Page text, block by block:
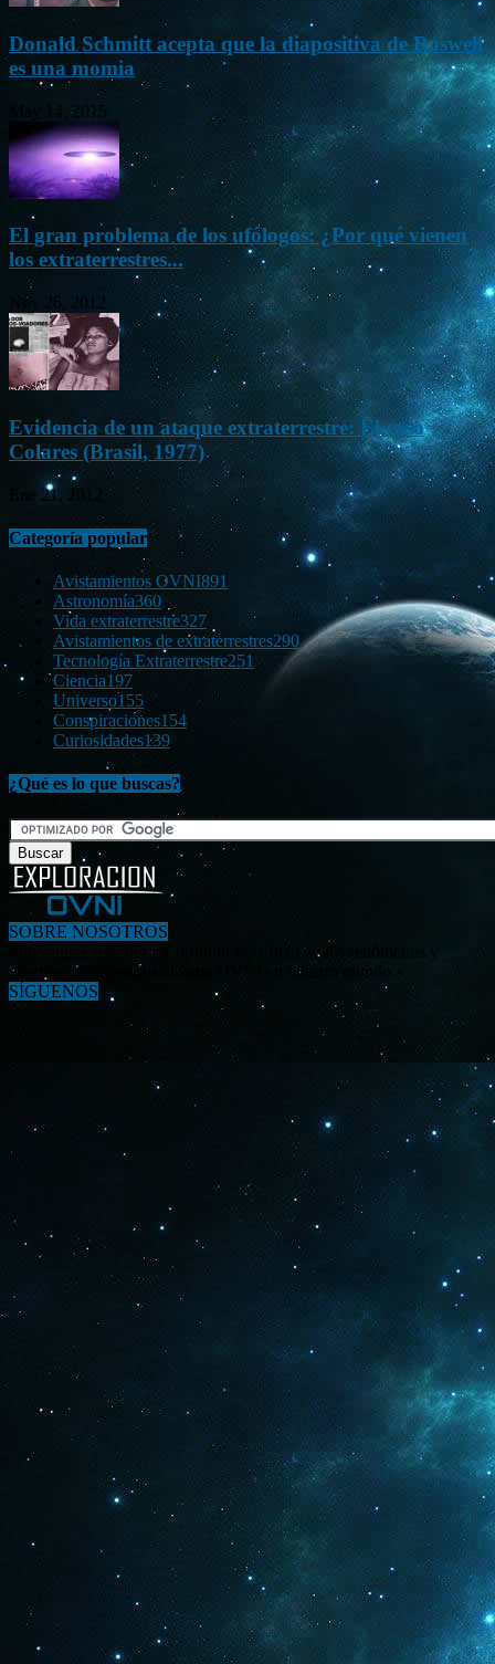
Donald Schmitt acepta que la diapositiva de Roswell
es una momia
May 14, 2015
El gran problema de los ufólogos: ¿Por qué vienen
los extraterrestres...
Nov 26, 2012
Evidencia de un ataque extraterrestre: El caso
Colares (Brasil, 1977)
Ene 21, 2012
Categoría popular
Avistamientos OVNI891
Astronomía360
Vida extraterrestre327
Avistamientos de extraterrestres290
Tecnología Extraterrestre251
Ciencia197
Universo155
Conspiraciones154
Curiosidades139
¿Qué es lo que buscas?
SOBRE NOSOTROS
«Investigar, descubrir y difundir la verdad de los fenómenos y
enigmas relacionados al tema OVNI en nuestro mundo.»
SÍGUENOS